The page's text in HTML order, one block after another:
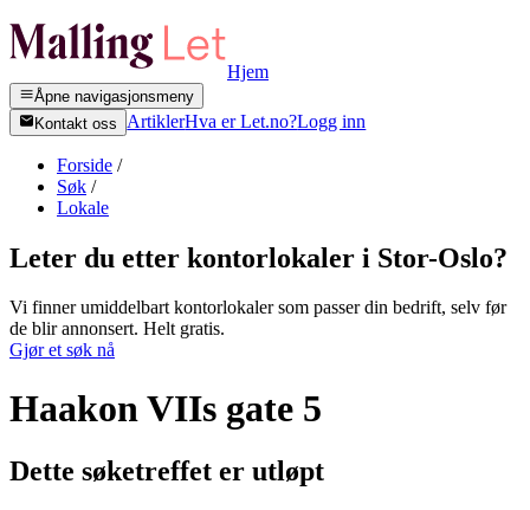
Hjem
Åpne navigasjonsmeny
Kontakt oss
ArtiklerHva er Let.no?Logg inn
Forside /
Søk /
Lokale
Leter du etter kontorlokaler i Stor-Oslo?
Vi finner umiddelbart kontorlokaler som passer din bedrift, selv før
de blir annonsert. Helt gratis.
Gjør et søk nå
Haakon VIIs gate 5
Dette søketreffet er utløpt